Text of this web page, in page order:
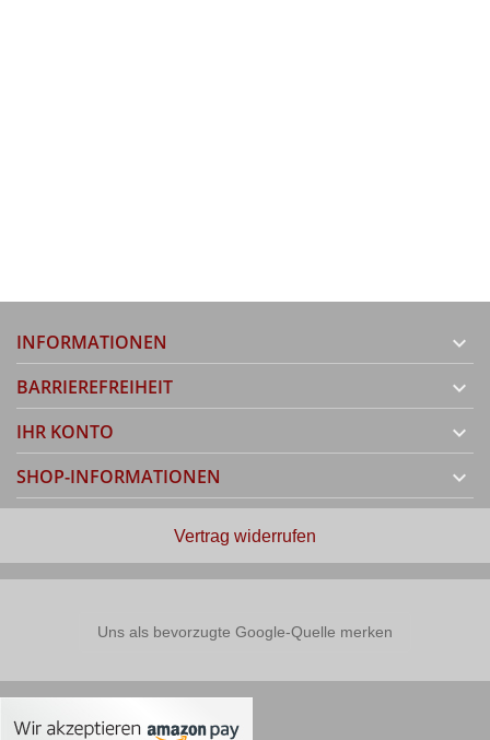
INFORMATIONEN 
BARRIEREFREIHEIT 
IHR KONTO 
SHOP-INFORMATIONEN 
Vertrag widerrufen
Uns als bevorzugte Google-Quelle merken